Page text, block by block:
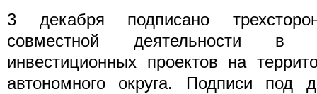
3 декабря подписано
совместной деятельности в
инвестиционных проектов на
автономного округа. Подписи под